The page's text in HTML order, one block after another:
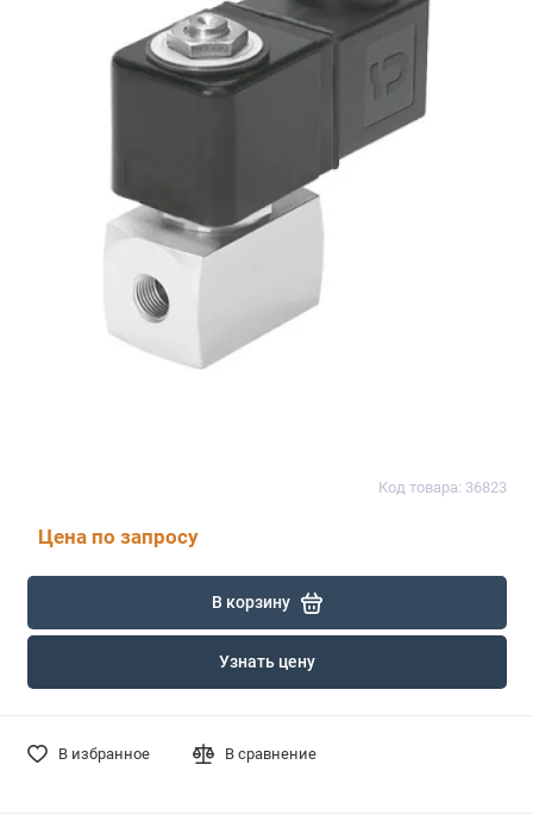
Код товара: 36823
Цена по запросу
В корзину
Узнать цену
В избранное В сравнение